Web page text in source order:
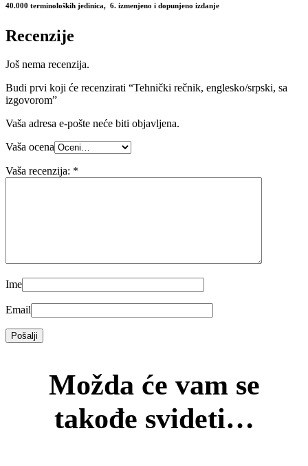
40.000 terminoloških jedinica, 6. izmenjeno i dopunjeno izdanje
Recenzije
Još nema recenzija.
Budi prvi koji će recenzirati “Tehnički rečnik, englesko/srpski, sa
izgovorom”
Vaša adresa e-pošte neće biti objavljena.
Vaša ocena
Vaša recenzija: *
Ime
Email
Možda će vam se
takođe svideti…